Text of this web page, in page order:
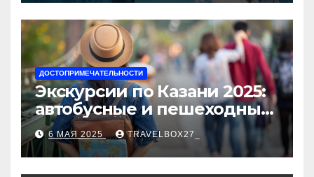
ДОСТОПРИМЕЧАТЕЛЬНОСТИ
Экскурсии по Казани 2025:
автобусные и пешеходные
туры от туроператора
«Казан360»
6 МАЯ 2025 TRAVELBOX27_